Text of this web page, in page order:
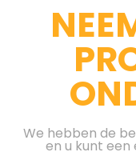
We hebben de
en u kunt